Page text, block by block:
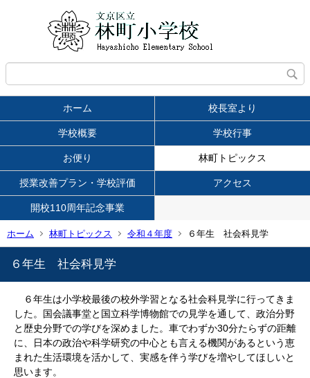
ホーム 校長室より
学校概要 学校行事
お便り 林町トピックス
授業改善プラン・学校評価 アクセス
開校110周年記念事業
ホーム 林町トピックス 令和４年度 ６年生 社会科見学
６年生 社会科見学
６年生は小学校最後の校外学習となる社会科見学に行ってきま
した。国会議事堂と国立科学博物館での見学を通して、政治分野
と歴史分野での学びを深めました。車でわずか30分たらずの距離
に、日本の政治や科学研究の中心とも言える機関があるという恵
まれた生活環境を活かして、実感を伴う学びを増やしてほしいと
思います。